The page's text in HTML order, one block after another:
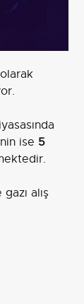
olarak
ise 5
alış